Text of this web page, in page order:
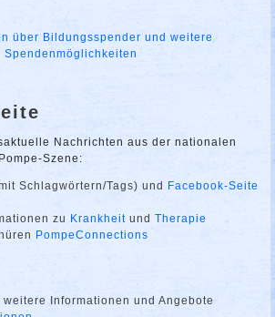
über Bildungsspender und weitere
Spendenmöglichkeiten
Nachrichten aus der nationalen
Szene:
Schlagwörtern/Tags) und Facebook-Seite
zu Krankheit undTherapie
PompeConnections
weitere Informationen und Angebote